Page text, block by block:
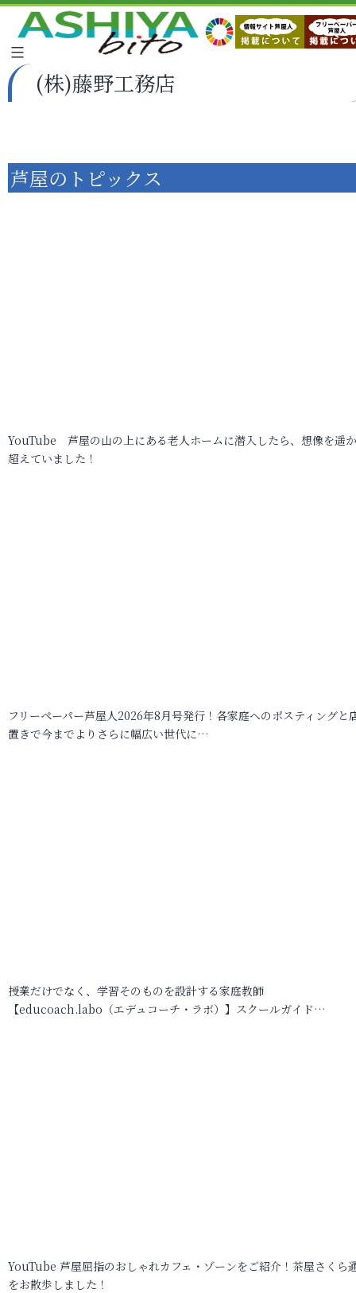
(株)藤野工務店
芦屋のトピックス
YouTube 芦屋の山の上にある老人ホームに潜入したら、想像を遥
超えていました！
フリーペーパー芦屋人2026年8月号発行！各家庭へのポスティングと
置きで今までよりさらに幅広い世代に…
授業だけでなく、学習そのものを設計する家庭教師
【educoach.labo（エデュコーチ・ラボ）】スクールガイド…
YouTube 芦屋屈指のおしゃれカフェ・ゾーンをご紹介！茶屋さくら
をお散歩しました！